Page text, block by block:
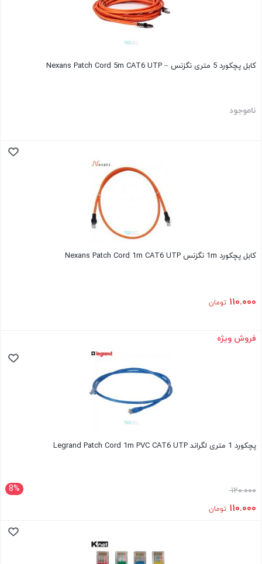
کابل پچکورد 5 متری نگزنس – Nexans Patch Cord 5m CAT6 UTP
ناموجود
کابل پچکورد 1m نگزنس Nexans Patch Cord 1m CAT6 UTP
۱۱۰.۰۰۰ تومان
فروش ویژه
پچکورد 1 متری لگراند Legrand Patch Cord 1m PVC CAT6 UTP
8% ۱۲۰.۰۰۰
۱۱۰.۰۰۰ تومان